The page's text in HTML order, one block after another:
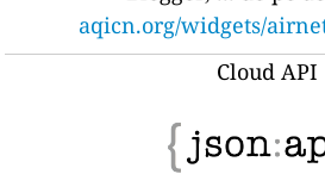
aqicn.org/widgets/
Cloud API